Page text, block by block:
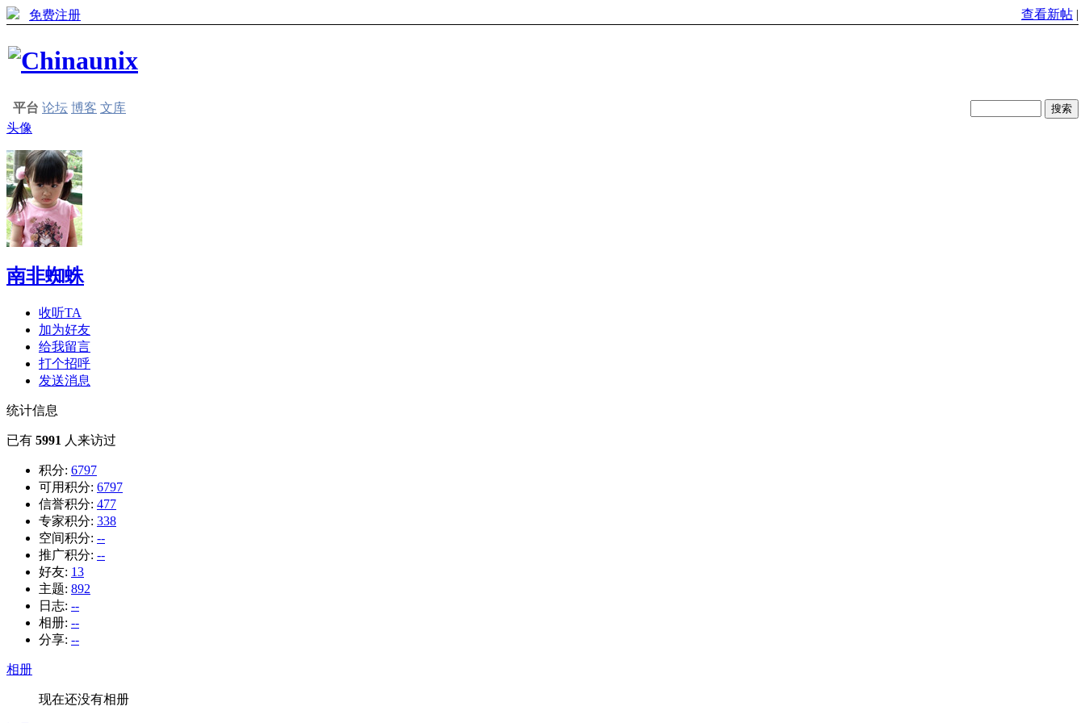
免费注册 查看新帖 |
平台 论坛 博客 文库
头像
南非蜘蛛
收听TA
加为好友
给我留言
打个招呼
发送消息
统计信息
已有 5991 人来访过
积分: 6797
可用积分: 6797
信誉积分: 477
专家积分: 338
空间积分: --
推广积分: --
好友: 13
主题: 892
日志: --
相册: --
分享: --
相册
现在还没有相册